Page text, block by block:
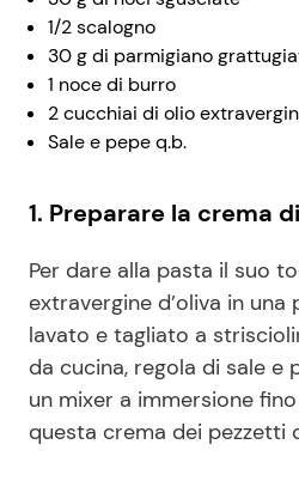
1/2 scalogno
30 g di parmigiano
1 noce di burro
2 cucchiai di olio
Sale e pepe q.b.
1. Preparare la crema
Per dare alla pasta il suo
extravergine d’oliva in
lavato e tagliato a
da cucina, regola di sale
un mixer a immersione
questa crema dei pezzetti